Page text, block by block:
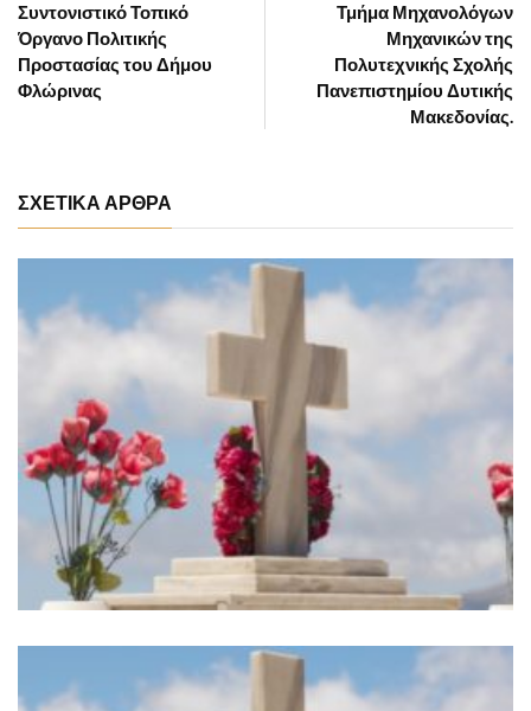
Τμήμα Μηχανολόγων
Μηχανικών της
Πολυτεχνικής Σχολής
Πανεπιστημίου Δυτικής
Μακεδονίας.
Συντονιστικό Τοπικό
Όργανο Πολιτικής
Προστασίας του Δήμου
Φλώρινας
ΣΧΕΤΙΚΑ ΑΡΘΡΑ